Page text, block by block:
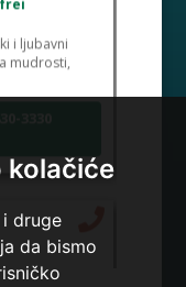
kolačiće
druge
da bismo
i ljubavni
mudrosti,